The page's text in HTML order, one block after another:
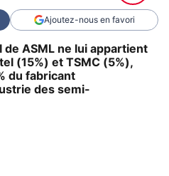
Ajoutez-nous en favori
de ASML ne lui appartient
(15%) et TSMC (5%),
du fabricant
des semi-